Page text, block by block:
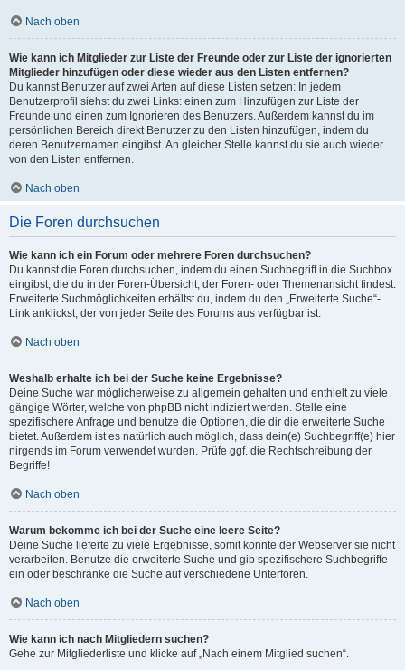
Nach oben
Wie kann ich Mitglieder zur Liste der Freunde oder zur Liste der ignorierten
Mitglieder hinzufügen oder diese wieder aus den Listen entfernen?
Du kannst Benutzer auf zwei Arten auf diese Listen setzen: In jedem
Benutzerprofil siehst du zwei Links: einen zum Hinzufügen zur Liste der
Freunde und einen zum Ignorieren des Benutzers. Außerdem kannst du im
persönlichen Bereich direkt Benutzer zu den Listen hinzufügen, indem du
deren Benutzernamen eingibst. An gleicher Stelle kannst du sie auch wieder
von den Listen entfernen.
Nach oben
Die Foren durchsuchen
Wie kann ich ein Forum oder mehrere Foren durchsuchen?
Du kannst die Foren durchsuchen, indem du einen Suchbegriff in die Suchbox
eingibst, die du in der Foren-Übersicht, der Foren- oder Themenansicht findest.
Erweiterte Suchmöglichkeiten erhältst du, indem du den „Erweiterte Suche“-
Link anklickst, der von jeder Seite des Forums aus verfügbar ist.
Nach oben
Weshalb erhalte ich bei der Suche keine Ergebnisse?
Deine Suche war möglicherweise zu allgemein gehalten und enthielt zu viele
gängige Wörter, welche von phpBB nicht indiziert werden. Stelle eine
spezifischere Anfrage und benutze die Optionen, die dir die erweiterte Suche
bietet. Außerdem ist es natürlich auch möglich, dass dein(e) Suchbegriff(e) hier
nirgends im Forum verwendet wurden. Prüfe ggf. die Rechtschreibung der
Begriffe!
Nach oben
Warum bekomme ich bei der Suche eine leere Seite?
Deine Suche lieferte zu viele Ergebnisse, somit konnte der Webserver sie nicht
verarbeiten. Benutze die erweiterte Suche und gib spezifischere Suchbegriffe
ein oder beschränke die Suche auf verschiedene Unterforen.
Nach oben
Wie kann ich nach Mitgliedern suchen?
Gehe zur Mitgliederliste und klicke auf „Nach einem Mitglied suchen“.